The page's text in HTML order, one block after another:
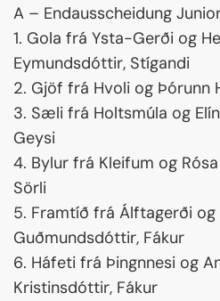
A – Endausscheidung
1. Gola frá Ysta-Gerði og
Eymundsdóttir, Stígandi
2. Gjöf frá Hvoli og Þórunn
3. Sæli frá Holtsmúla og
Geysi
4. Bylur frá Kleifum og
Sörli
5. Framtíð frá Álftagerði og
Guðmundsdóttir, Fákur
6. Háfeti frá Þingnnesi og
Kristinsdóttir, Fákur